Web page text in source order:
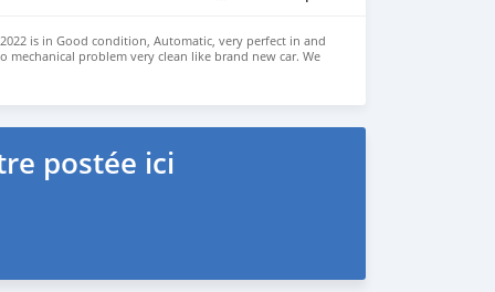
is in Good condition, Automatic, very perfect in and
mechanical problem very clean like brand new car. We
Right Hand drive steering $8,000 USD CONTACT
postée ici